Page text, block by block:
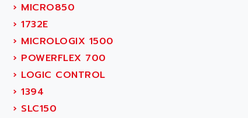
› MICRO850
› 1732E
› MICROLOGIX 1500
› POWERFLEX 700
› LOGIC CONTROL
› 1394
› SLC150